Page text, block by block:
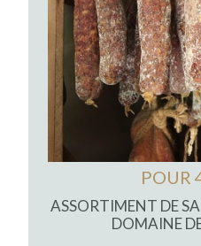
POUR
ASSORTIMENT DE
DOMAINE